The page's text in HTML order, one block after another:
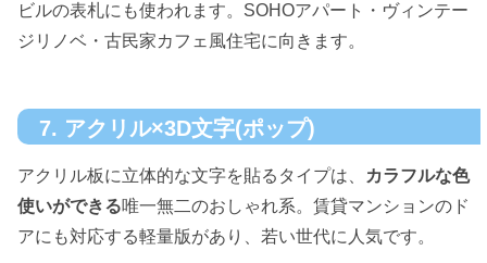
ビルの表札にも使われます。SOHOアパート・ヴィンテー
ジリノベ・古民家カフェ風住宅に向きます。
7. アクリル×3D文字(ポップ)
アクリル板に立体的な文字を貼るタイプは、
カラフルな色
使いができる唯一無二のおしゃれ系。賃貸マンションのド
アにも対応する軽量版があり、若い世代に人気です。